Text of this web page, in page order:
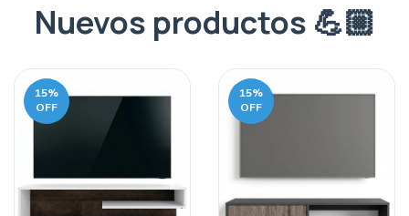
Nuevos productos 💪🏼
15%
OFF
15%
OFF